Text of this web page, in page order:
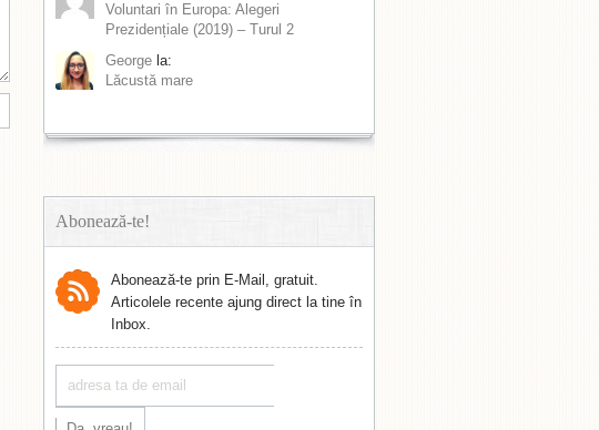
Voluntari în Europa: Alegeri
Prezidențiale (2019) – Turul 2
George la:
Lăcustă mare
Abonează-te!
Abonează-te prin E-Mail, gratuit.
Articolele recente ajung direct la tine în
Inbox.